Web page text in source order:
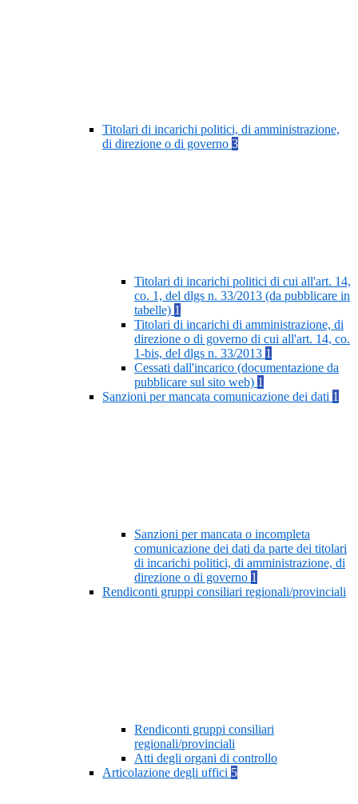
Titolari di incarichi politici, di amministrazione,
di direzione o di governo 3
Titolari di incarichi politici di cui all'art. 14,
co. 1, del dlgs n. 33/2013 (da pubblicare in
tabelle) 1
Titolari di incarichi di amministrazione, di
direzione o di governo di cui all'art. 14, co.
1-bis, del dlgs n. 33/2013 1
Cessati dall'incarico (documentazione da
pubblicare sul sito web) 1
Sanzioni per mancata comunicazione dei dati 1
Sanzioni per mancata o incompleta
comunicazione dei dati da parte dei titolari
di incarichi politici, di amministrazione, di
direzione o di governo 1
Rendiconti gruppi consiliari regionali/provinciali
Rendiconti gruppi consiliari
regionali/provinciali
Atti degli organi di controllo
Articolazione degli uffici 5